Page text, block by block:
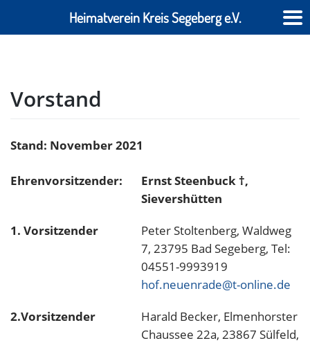
Vorstand
Stand: November 2021
Ehrenvorsitzender:
Ernst Steenbuck †,
Sievershütten
1. Vorsitzender
Peter Stoltenberg, Waldweg
7, 23795 Bad Segeberg, Tel:
04551-9993919
hof.neuenrade@t-online.de
2.Vorsitzender
Harald Becker, Elmenhorster
Chaussee 22a, 23867 Sülfeld,
Heimatverein Kreis Segeberg e.V.